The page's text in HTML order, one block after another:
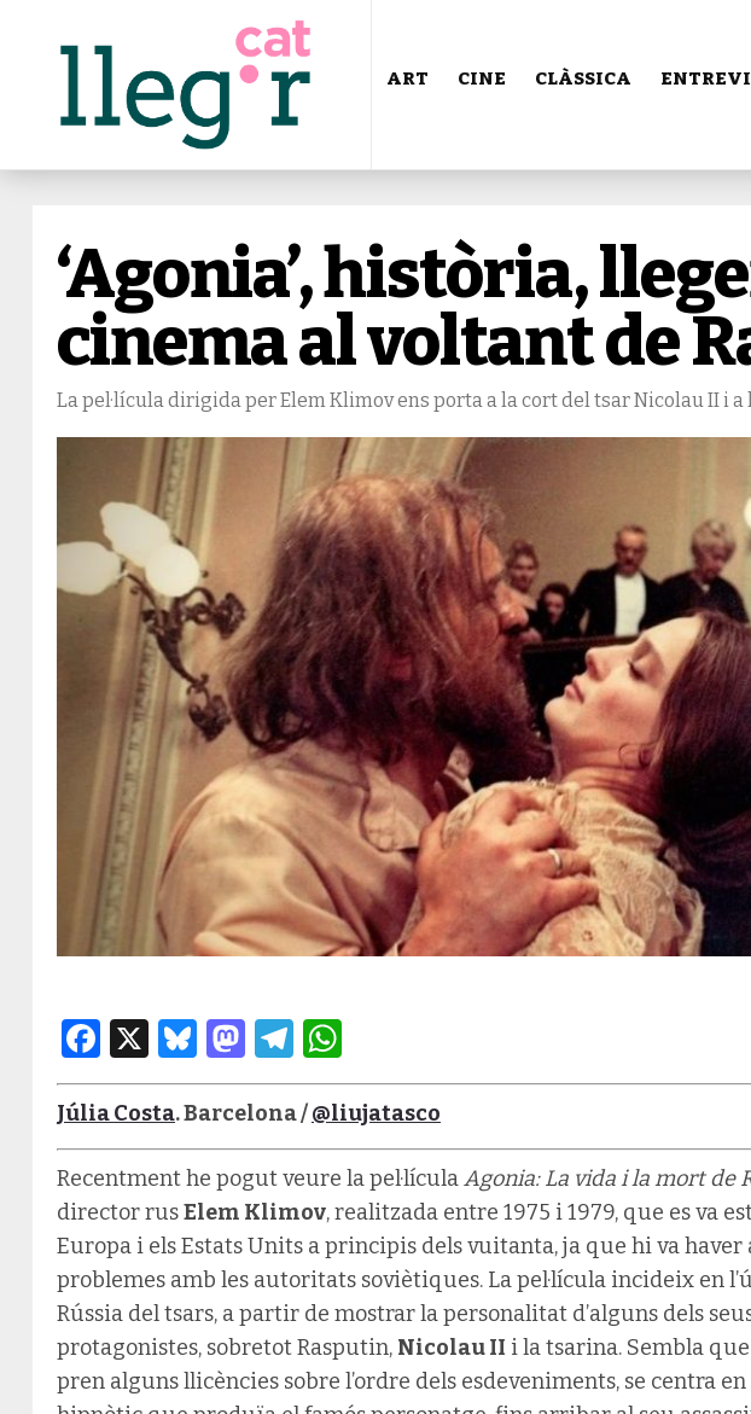
ART CINE CLÀSSICA
‘Agonia’, història,
cinema al voltant de
La pel·lícula dirigida per Elem Klimov ens porta a la cort del tsar Nicolau II i
Facebook
X Bluesky
Mastodon
Telegram
Júlia Costa. Barcelona /@liujatasco
Recentment he pogut veure la pel·lículaAgonia: La vida i la mort de
director rusElem Klimov, realitzada entre 1975 i 1979, que es va
Europa i els Estats Units a principis dels vuitanta, ja que hi va haver
problemes amb les autoritats soviètiques. La pel·lícula incideix en
Rússia del tsars, a partir de mostrar la personalitat d’alguns dels
protagonistes, sobretot Rasputin, Nicolau II i la tsarina. Sembla
pren alguns llicències sobre l’ordre dels esdeveniments, se centra en